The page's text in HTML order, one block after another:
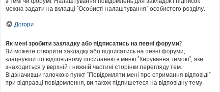
можна задати на вкладці "Особисті налаштування" особистого розділу.
Догори
Як мені зробити закладку або підписатись на певні форуми?
Ви можете створити закладку або підписатись на певні форуми,
клацнувши по відповідному посиланню в меню "Керування темою", яке
знаходиться у верхній і нижній частині сторінки перегляду тем.
Відзначивши галочкою пункт "Повідомляти мені про отримання відповіді"
при відправці повідомлення, ви також підпишетеся на відповідну тему.